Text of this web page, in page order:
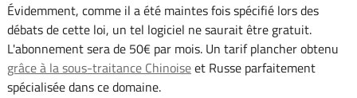
Évidemment, comme il a été maintes fois spécifié lors des
débats de cette loi, un tel logiciel ne saurait être gratuit.
L'abonnement sera de 50€ par mois. Un tarif plancher obtenu
grâce à la sous-traitance Chinoiseet Russe parfaitement
spécialisée dans ce domaine.